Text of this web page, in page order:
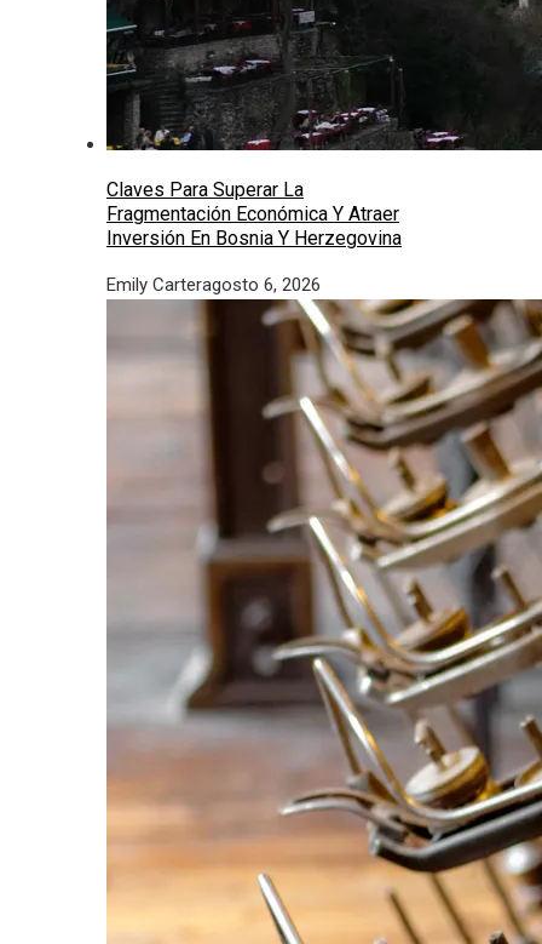
Claves Para Superar La
Fragmentación Económica Y Atraer
Inversión En Bosnia Y Herzegovina
Emily Carteragosto 6, 2026